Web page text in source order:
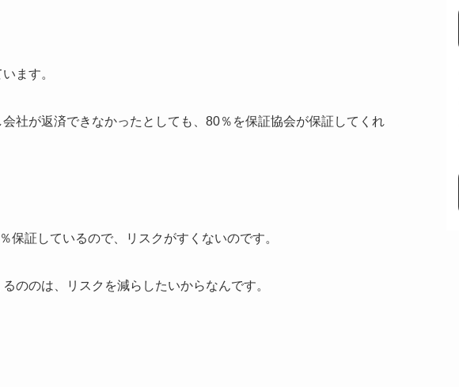
ます。
社が返済できなかったとしても、80％を保証協会が保証してくれ
保証しているので、リスクがすくないのです。
ののは、リスクを減らしたいからなんです。